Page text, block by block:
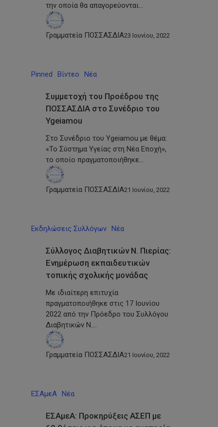
την οποία θα απαγορεύονται…
Γραμματεία ΠΟΣΣΑΣΔΙΑ23 Ιουνίου, 2022
Pinned Βίντεο Νέα
Συμμετοχή του Προέδρου της
ΠΟΣΣΑΣΔΙΑ στο Συνέδριο του
Ygeiamou
Στο Συνέδριο του Ygeiamou με θέμα:
«Το Σύστημα Υγείας στη Νέα Εποχή»,
το οποίο πραγματοποιήθηκε…
Γραμματεία ΠΟΣΣΑΣΔΙΑ21 Ιουνίου, 2022
Εκδηλώσεις Συλλόγων Νέα
Σύλλογος Διαβητικών Ν. Πιερίας:
Ενημέρωση εκπαιδευτικών
τοπικής σχολικής μονάδας
Με ιδιαίτερη επιτυχία
πραγματοποιήθηκε στις 17 Ιουνίου
2022 από την Πρόεδρο του Συλλόγου
Διαβητικών Ν.…
Γραμματεία ΠΟΣΣΑΣΔΙΑ21 Ιουνίου, 2022
ΕΣΑμεΑ Νέα
ΕΣΑμεΑ: Προκηρύξεις ΑΣΕΠ με